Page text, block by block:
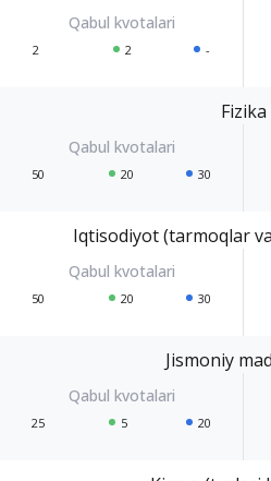
2 2 -
Fizika
50 20 30
Iqtisodiyot (tarmoqlar
50 20 30
Jismoniy
25 5 20